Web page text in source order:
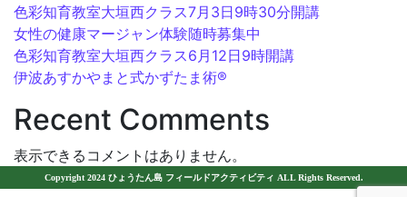
色彩知育教室大垣西クラス7月3日9時30分開講
女性の健康マージャン体験随時募集中
色彩知育教室大垣西クラス6月12日9時開講
伊波あすかやまと式かずたま術®︎
Recent Comments
表示できるコメントはありません。
Copyright 2024 ひょうたん島 フィールドアクティビティ ALL Rights Reserved.